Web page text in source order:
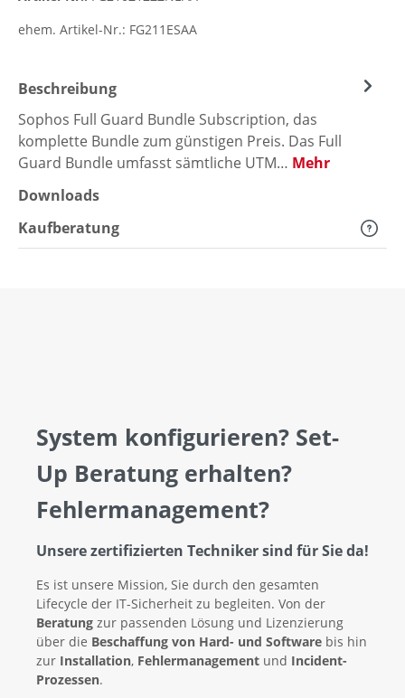
ehem. Artikel-Nr.: FG211ESAA
Beschreibung
Sophos Full Guard Bundle Subscription, das
komplette Bundle zum günstigen Preis. Das Full
Guard Bundle umfasst sämtliche UTM… Mehr
Downloads
Kaufberatung
System konfigurieren? Set-
Up Beratung erhalten?
Fehlermanagement?
Unsere zertifizierten Techniker sind für Sie da!
Es ist unsere Mission, Sie durch den gesamten
Lifecycle der IT-Sicherheit zu begleiten. Von der
Beratung zur passenden Lösung und Lizenzierung
über die Beschaffung von Hard- und Software bis hin
zur Installation, Fehlermanagement und Incident-
Prozessen.